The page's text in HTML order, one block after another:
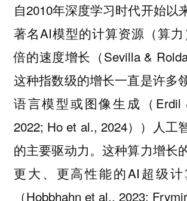
自2010年深度学习时代开始以
著名AI模型的计算资源（算
倍的速度增长（Sevilla &
这种指数级的增长一直是许多
语言模型或图像生成（Erdil
2022; Ho et al., 2024））人工
的主要驱动力。这种算力增长
更大、更高性能的AI超级
（Hobbhahn et al., 2023;